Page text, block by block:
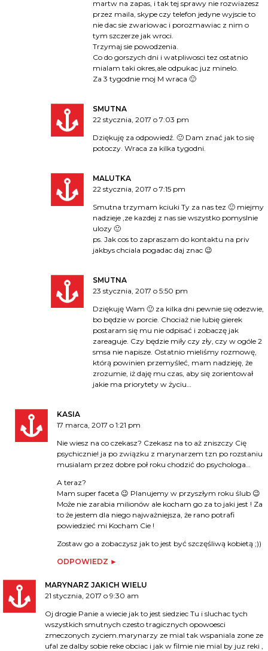
martw na zapas, i tak tej sprawy nie rozwiazesz
przez maila, skype czy telefon jedyne wyjscie to
nie dac sie zwariowac i porozmawiac z nim o
tym szczerze jak wroci.
Trzymaj sie powodzenia.
Co do gorszych dni i watpliwosci tez ostatnio
mialam taki okres,ale odpukac juz minelo.
Za 3 tygodnie moj M wraca 🙂
SMUTNA
22 stycznia, 2017 o 7:03 pm
Dziękuję za odpowiedź. 🙂 Dam znać jak to się
potoczy. Wraca za kilka tygodni.
MALUTKA
22 stycznia, 2017 o 7:15 pm
Smutna trzymam kciuki Ty za nas tez 🙂 miejmy
nadzieje ,ze kazdej z nas sie wszystko pomyslnie
ulozy 🙂
ps. Jak cos to zapraszam do kontaktu na priv
jakbys chciala pogadac daj znac 😉
SMUTNA
23 stycznia, 2017 o 5:50 pm
Dziękuję Wam 🙂 za kilka dni pewnie się odezwie,
bo będzie w porcie. Chociaż nie lubię gierek
postaram się mu nie odpisać i zobaczę jak
zareaguje. Czy będzie miły czy zły, czy w ogóle 2
smsa nie napisze. Ostatnio mieliśmy rozmowę,
którą powinien przemyśleć, mam nadzieję, że
zrozumie, iż daję mu czas, aby się zorientował
jakie ma priorytety w życiu…
KASIA
17 marca, 2017 o 1:21 pm
Nie wiesz na co czekasz? Czekasz na to aż zniszczy Cię
psychicznie! ja po związku z marynarzem tzn po rozstaniu
musialam przez dobre poł roku chodzić do psychologa…
A teraz?
Mam super faceta 😉 Planujemy w przyszłym roku ślub 😉
Może nie zarabia milionów ale kocham go za to jaki jest ! Za
to że jestem dla niego najważniejsza, że rano potrafi
powiedzieć mi Kocham Cie !
Zostaw go a zobaczysz jak to jest być szczęśliwą kobietą ;))
ODPOWIEDZ
MARYNARZ JAKICH WIELU
21 stycznia, 2017 o 9:30 am
Oj drogie Panie a wiecie jak to jest siedziec Tu i sluchac tych
wszystkich smutnych czesto tragicznych opowoesci
zmeczonych zyciem.marynarzy ze mial tak wspaniala zone ze
ufal ze dalby sobie reke obciac i jak w filmie nie mial by juz reki ,